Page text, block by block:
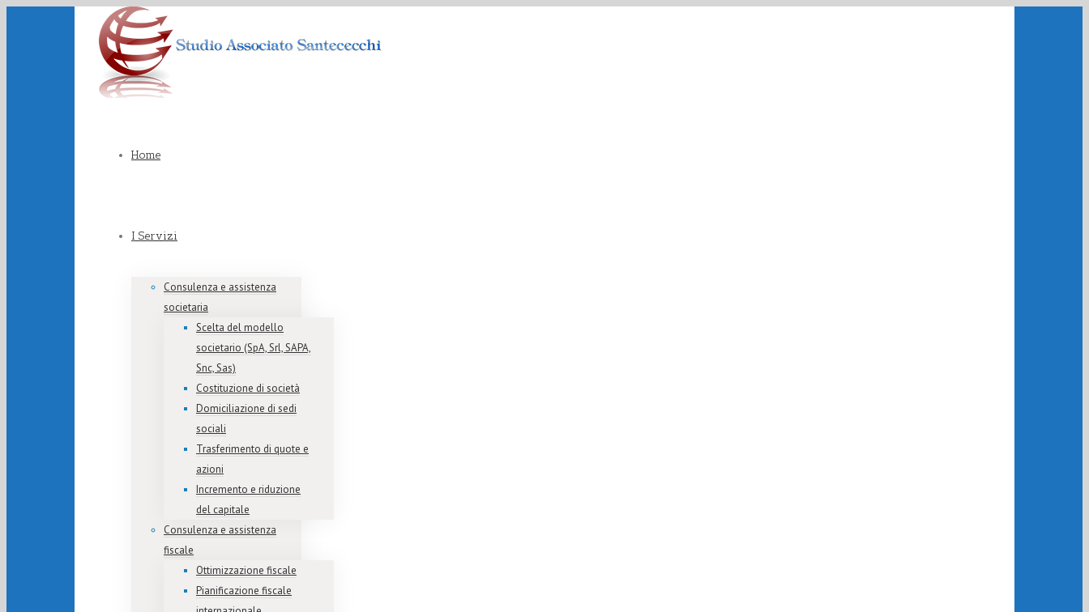
Home
I Servizi
Consulenza e assistenza
societaria
Scelta del modello
societario (SpA, Srl, SAPA,
Snc, Sas)
Costituzione di società
Domiciliazione di sedi
sociali
Trasferimento di quote e
azioni
Incremento e riduzione
del capitale
Consulenza e assistenza
fiscale
Ottimizzazione fiscale
Pianificazione fiscale